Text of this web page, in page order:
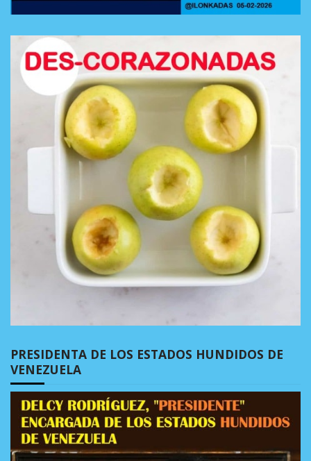
PRESIDENTA DE LOS ESTADOS HUNDIDOS DE
VENEZUELA